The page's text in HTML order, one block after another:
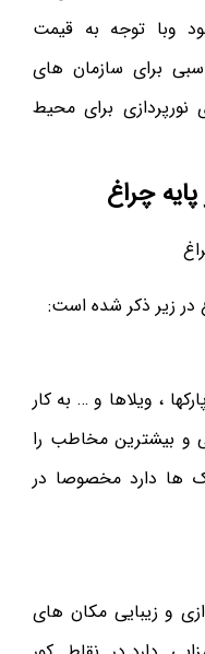
وبا توجه به قیمت
برای سازمان های
نورپردازی برای محیط
چراغ
در زیر ذکر شده است:
، ویلاها و … به کار
و بیشترین مخاطب را
ها دارد مخصوصا در
و زیبایی مکان های